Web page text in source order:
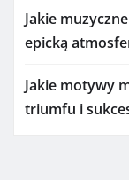
Jakie
epicką
Jakie motywy
triumfu i